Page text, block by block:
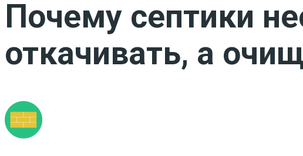
Почему септики
откачивать, а